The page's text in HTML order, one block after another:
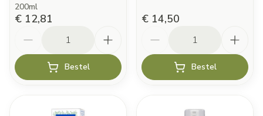
200ml
€ 12,81
Bestel
€ 14,50
Bestel